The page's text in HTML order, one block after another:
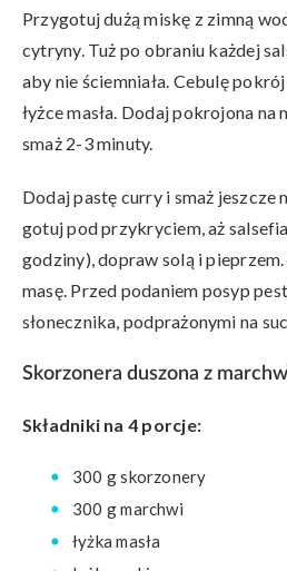
Przygotuj dużą miskę z zimną
cytryny. Tuż po obraniu każdej
aby nie ściemniała. Cebulę
łyżce masła. Dodaj pokrojona na
smaż 2-3 minuty.
Dodaj pastę curry i smaż jeszcze
gotuj pod przykryciem, aż
godziny), dopraw solą i
masę. Przed podaniem posyp
słonecznika, podprażonymi na
Skorzonera duszona z
Składniki na 4 porcje:
300 g skorzonery
300 g marchwi
łyżka masła